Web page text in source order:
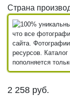
Страна
что все
сайта.
ресурсов.
пополняется
2 258 руб.